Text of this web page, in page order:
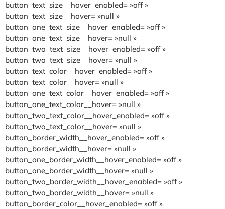
button_text_size__hover_enabled= »off »
button_text_size__hover= »null »
button_one_text_size__hover_enabled= »off »
button_one_text_size__hover= »null »
button_two_text_size__hover_enabled= »off »
button_two_text_size__hover= »null »
button_text_color__hover_enabled= »off »
button_text_color__hover= »null »
button_one_text_color__hover_enabled= »off »
button_one_text_color__hover= »null »
button_two_text_color__hover_enabled= »off »
button_two_text_color__hover= »null »
button_border_width__hover_enabled= »off »
button_border_width__hover= »null »
button_one_border_width__hover_enabled= »off »
button_one_border_width__hover= »null »
button_two_border_width__hover_enabled= »off »
button_two_border_width__hover= »null »
button_border_color__hover_enabled= »off »